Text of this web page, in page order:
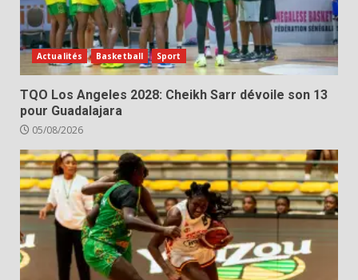
Actualités Basketball Sport
TQO Los Angeles 2028: Cheikh Sarr dévoile son 13
pour Guadalajara
05/08/2026